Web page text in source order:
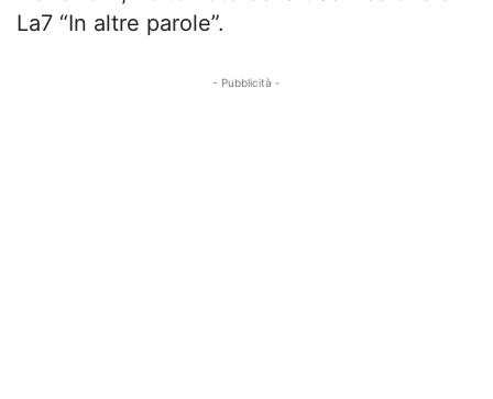
La7 “In altre parole”.
- Pubblicità -